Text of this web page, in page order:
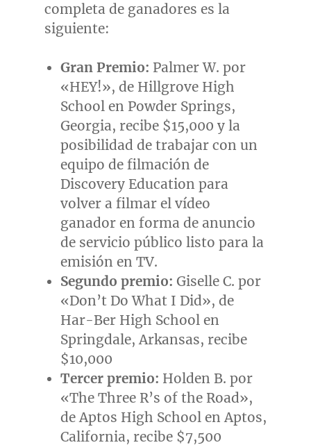
completa de ganadores es la
siguiente:
Gran Premio: Palmer W. por
«HEY!», de Hillgrove High
School en Powder Springs,
Georgia, recibe $15,000 y la
posibilidad de trabajar con un
equipo de filmación de
Discovery Education para
volver a filmar el vídeo
ganador en forma de anuncio
de servicio público listo para la
emisión en TV.
Segundo premio: Giselle C. por
«Don’t Do What I Did», de
Har-Ber High School en
Springdale, Arkansas, recibe
$10,000
Tercer premio: Holden B. por
«The Three R’s of the Road»,
de Aptos High School enAptos,
California, recibe $7,500